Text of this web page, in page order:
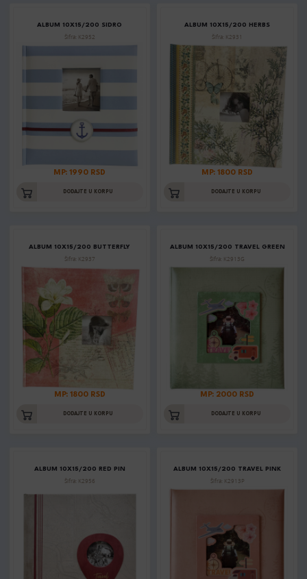
ALBUM 10X15/200 SIDRO
Šifra: K2952
MP: 1990 RSD
DODAJTE U KORPU
ALBUM 10X15/200 HERBS
Šifra: K2931
MP: 1800 RSD
DODAJTE U KORPU
ALBUM 10X15/200 BUTTERFLY
Šifra: K2937
MP: 1800 RSD
DODAJTE U KORPU
ALBUM 10X15/200 TRAVEL GREEN
Šifra: K2913G
MP: 2000 RSD
DODAJTE U KORPU
ALBUM 10X15/200 RED PIN
Šifra: K2956
ALBUM 10X15/200 TRAVEL PINK
Šifra: K2913P